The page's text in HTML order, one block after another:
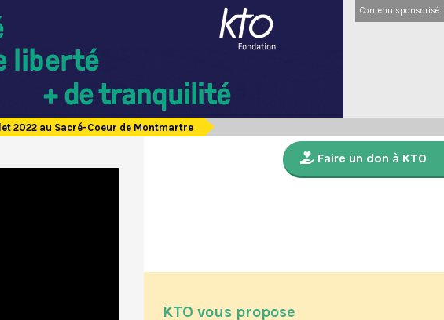
Contenu sponsorisé
2022 au Sacré-Coeur de Montmartre
Faire un don à KTO
KTO vous propose